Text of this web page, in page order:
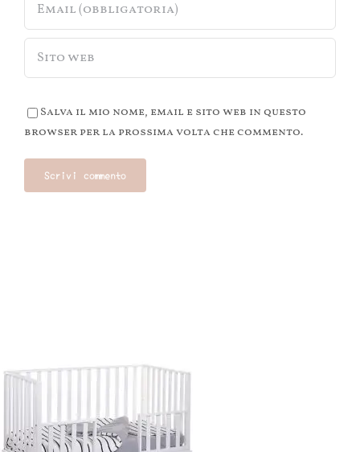
Salva il mio nome, email e sito web in questo
browser per la prossima volta che commento.